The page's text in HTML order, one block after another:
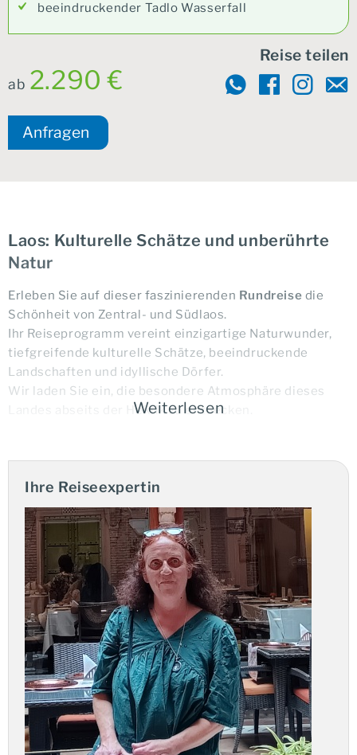
beeindruckender Tadlo Wasserfall
ab 2.290 €
Reise teilen
Anfragen
Laos: Kulturelle Schätze und unberührte
Natur
Erleben Sie auf dieser faszinierenden Rundreise die
Schönheit von Zentral- und Südlaos.
Ihr Reiseprogramm vereint einzigartige Naturwunder,
tiefgreifende kulturelle Schätze, beeindruckende
Landschaften und idyllische Dörfer.
Wir laden Sie ein, die besondere Atmosphäre dieses
Landes abseits der Hektik zu entdecken.
Ihre Vorteile:
Privatreise mit eigenem Chauffeur
Sie haben die Wahl zwischen Mittel- und
Luxusklassehotels
Naturerlebnisse und Entdeckungen
Ihre Route führt Sie zu bemerkenswerten
Naturschauplätzen. Bestaunen Sie den berühmten
Wasserfallund erkunden Sie bizarre Höhlen. DieKong
Lor Höhlegilt mit ihrer Größe und Einzigartigkeit als
eines der erstaunlichsten Naturphänomene in Laos. Zu
den Höhepunkten zählt der Besuch des
Weiterlesen
Ihre Reiseexpertin